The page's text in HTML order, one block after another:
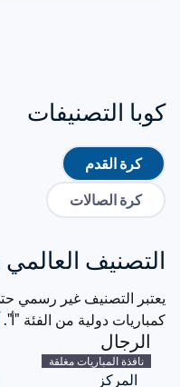
كوبا التصنيفات
كرة القدم
كرة الصالات
التصنيف العالمي FIFA/Coca-Cola
كمباريات دولية من الفئة "أ".
الرجال
نافذة المباريات مغلقة
المركز